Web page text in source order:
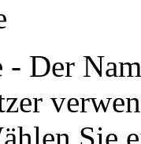
- Der